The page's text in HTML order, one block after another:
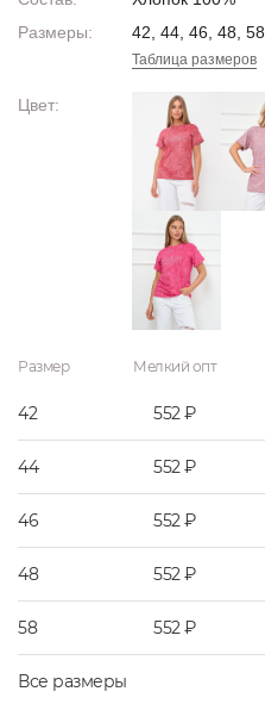
Размеры:
42, 44, 46, 48, 58
Таблица размеров
Цвет:
Размер Мелкий опт
42 552 ₽
44 552 ₽
46 552 ₽
48 552 ₽
58 552 ₽
Все размеры